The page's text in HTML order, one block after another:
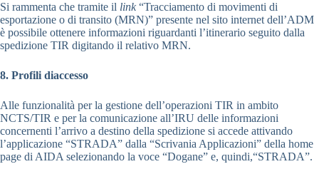
Si rammenta che tramite il link“Tracciamento di movimenti di
esportazione o di transito (MRN)” presente nel sito internet dell’ADM
è possibile ottenere informazioni riguardanti l’itinerario seguito dalla
spedizione TIR digitando il relativo MRN.
8. Profili diaccesso
Alle funzionalità per la gestione dell’operazioni TIR in ambito
NCTS/TIR e per la comunicazione all’IRU delle informazioni
concernenti l’arrivo a destino della spedizione si accede attivando
l’applicazione “STRADA” dalla “Scrivania Applicazioni” della home
page di AIDA selezionando la voce “Dogane” e, quindi,“STRADA”.